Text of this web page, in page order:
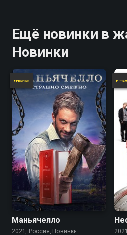
Ещё новинки в
Новинки
Маньячелло
2021, Россия, Новинки